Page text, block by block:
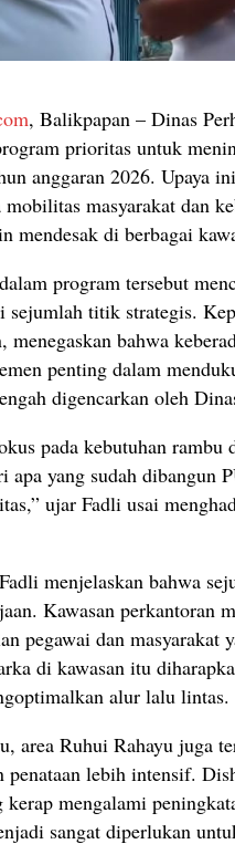
, Balikpapan – Dinas
prioritas untuk
anggaran 2026. Upaya
mobilitas masyarakat dan
mendesak di berbagai
program tersebut
sejumlah titik strategis.
menegaskan bahwa
penting dalam
digencarkan oleh
pada kebutuhan
apa yang sudah dibangun
ujar Fadli usai
menjelaskan bahwa
Kawasan perkantoran
pegawai dan masyarakat
di kawasan itu
alur lalu lintas.
area Ruhui Rahayu juga
penataan lebih intensif.
mengalami
sangat diperlukan